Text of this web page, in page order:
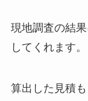
現地調査の結
してくれます。
算出した見積